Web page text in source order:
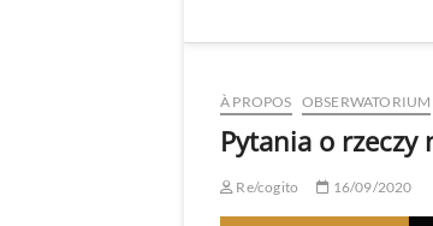
À PROPOS OBSERWATORIUM
Pytania o rzeczy
Re/cogito 16/09/2020